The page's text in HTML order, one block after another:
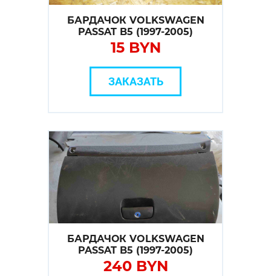
БАРДАЧОК VOLKSWAGEN
PASSAT B5 (1997-2005)
15 BYN
ЗАКАЗАТЬ
БАРДАЧОК VOLKSWAGEN
PASSAT B5 (1997-2005)
240 BYN